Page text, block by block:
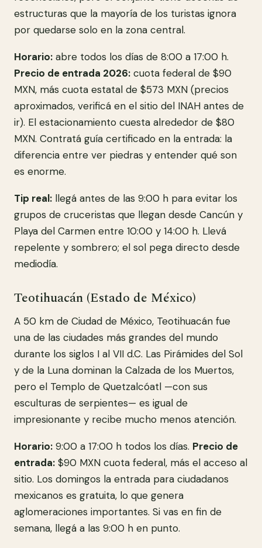
estructuras que la mayoría de los turistas ignora
por quedarse solo en la zona central.
Horario: abre todos los días de 8:00 a 17:00 h.
Precio de entrada 2026: cuota federal de $90
MXN, más cuota estatal de $573 MXN (precios
aproximados, verificá en el sitio del INAH antes de
ir). El estacionamiento cuesta alrededor de $80
MXN. Contratá guía certificado en la entrada: la
diferencia entre ver piedras y entender qué son
es enorme.
Tip real: llegá antes de las 9:00 h para evitar los
grupos de cruceristas que llegan desde Cancún y
Playa del Carmen entre 10:00 y 14:00 h. Llevá
repelente y sombrero; el sol pega directo desde
mediodía.
Teotihuacán (Estado de México)
A 50 km de Ciudad de México, Teotihuacán fue
una de las ciudades más grandes del mundo
durante los siglos I al VII d.C. Las Pirámides del Sol
y de la Luna dominan la Calzada de los Muertos,
pero el Templo de Quetzalcóatl —con sus
esculturas de serpientes— es igual de
impresionante y recibe mucho menos atención.
Horario: 9:00 a 17:00 h todos los días. Precio de
entrada: $90 MXN cuota federal, más el acceso al
sitio. Los domingos la entrada para ciudadanos
mexicanos es gratuita, lo que genera
aglomeraciones importantes. Si vas en fin de
semana, llegá a las 9:00 h en punto.